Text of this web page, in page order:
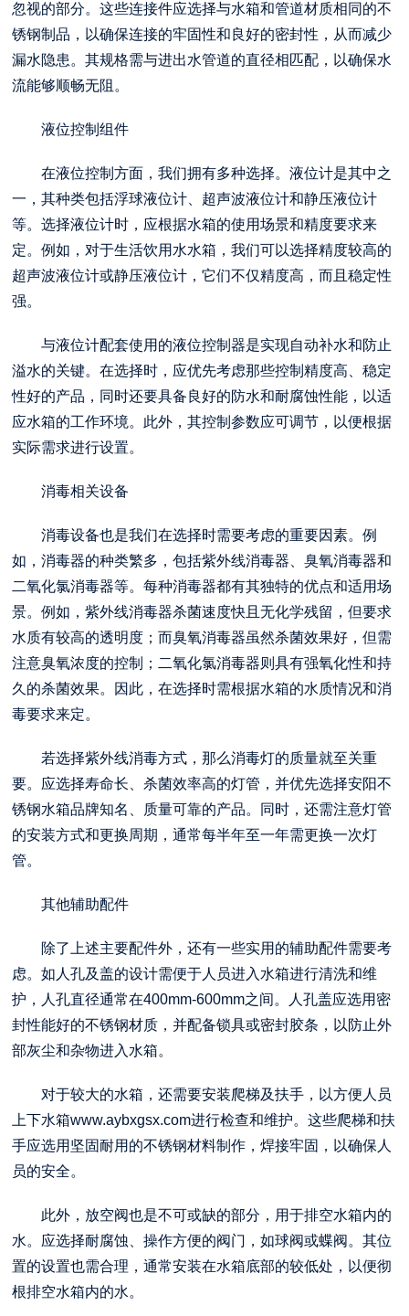
忽视的部分。这些连接件应选择与水箱和管道材质相同的不
锈钢制品，以确保连接的牢固性和良好的密封性，从而减少
漏水隐患。其规格需与进出水管道的直径相匹配，以确保水
流能够顺畅无阻。
液位控制组件
在液位控制方面，我们拥有多种选择。液位计是其中之
一，其种类包括浮球液位计、超声波液位计和静压液位计
等。选择液位计时，应根据水箱的使用场景和精度要求来
定。例如，对于生活饮用水水箱，我们可以选择精度较高的
超声波液位计或静压液位计，它们不仅精度高，而且稳定性
强。
与液位计配套使用的液位控制器是实现自动补水和防止
溢水的关键。在选择时，应优先考虑那些控制精度高、稳定
性好的产品，同时还要具备良好的防水和耐腐蚀性能，以适
应水箱的工作环境。此外，其控制参数应可调节，以便根据
实际需求进行设置。
消毒相关设备
消毒设备也是我们在选择时需要考虑的重要因素。例
如，消毒器的种类繁多，包括紫外线消毒器、臭氧消毒器和
二氧化氯消毒器等。每种消毒器都有其独特的优点和适用场
景。例如，紫外线消毒器杀菌速度快且无化学残留，但要求
水质有较高的透明度；而臭氧消毒器虽然杀菌效果好，但需
注意臭氧浓度的控制；二氧化氯消毒器则具有强氧化性和持
久的杀菌效果。因此，在选择时需根据水箱的水质情况和消
毒要求来定。
若选择紫外线消毒方式，那么消毒灯的质量就至关重
要。应选择寿命长、杀菌效率高的灯管，并优先选择安阳不
锈钢水箱品牌知名、质量可靠的产品。同时，还需注意灯管
的安装方式和更换周期，通常每半年至一年需更换一次灯
管。
其他辅助配件
除了上述主要配件外，还有一些实用的辅助配件需要考
虑。如人孔及盖的设计需便于人员进入水箱进行清洗和维
护，人孔直径通常在400mm-600mm之间。人孔盖应选用密
封性能好的不锈钢材质，并配备锁具或密封胶条，以防止外
部灰尘和杂物进入水箱。
对于较大的水箱，还需要安装爬梯及扶手，以方便人员
上下水箱www.aybxgsx.com进行检查和维护。这些爬梯和扶
手应选用坚固耐用的不锈钢材料制作，焊接牢固，以确保人
员的安全。
此外，放空阀也是不可或缺的部分，用于排空水箱内的
水。应选择耐腐蚀、操作方便的阀门，如球阀或蝶阀。其位
置的设置也需合理，通常安装在水箱底部的较低处，以便彻
根排空水箱内的水。